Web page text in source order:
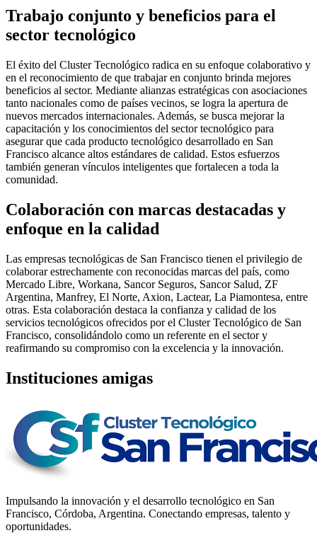
Trabajo conjunto y beneficios para el
sector tecnológico
El éxito del Cluster Tecnológico radica en su enfoque colaborativo y
en el reconocimiento de que trabajar en conjunto brinda mejores
beneficios al sector. Mediante alianzas estratégicas con asociaciones
tanto nacionales como de países vecinos, se logra la apertura de
nuevos mercados internacionales. Además, se busca mejorar la
capacitación y los conocimientos del sector tecnológico para
asegurar que cada producto tecnológico desarrollado en San
Francisco alcance altos estándares de calidad. Estos esfuerzos
también generan vínculos inteligentes que fortalecen a toda la
comunidad.
Colaboración con marcas destacadas y
enfoque en la calidad
Las empresas tecnológicas de San Francisco tienen el privilegio de
colaborar estrechamente con reconocidas marcas del país, como
Mercado Libre, Workana, Sancor Seguros, Sancor Salud, ZF
Argentina, Manfrey, El Norte, Axion, Lactear, La Piamontesa, entre
otras. Esta colaboración destaca la confianza y calidad de los
servicios tecnológicos ofrecidos por el Cluster Tecnológico de San
Francisco, consolidándolo como un referente en el sector y
reafirmando su compromiso con la excelencia y la innovación.
Instituciones amigas
Impulsando la innovación y el desarrollo tecnológico en San
Francisco, Córdoba, Argentina. Conectando empresas, talento y
oportunidades.